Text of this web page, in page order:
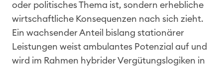
oder politisches Thema ist, sondern erhebliche
wirtschaftliche Konsequenzen nach sich zieht.
Ein wachsender Anteil bislang stationärer
Leistungen weist ambulantes Potenzial auf und
wird im Rahmen hybrider Vergütungslogiken in